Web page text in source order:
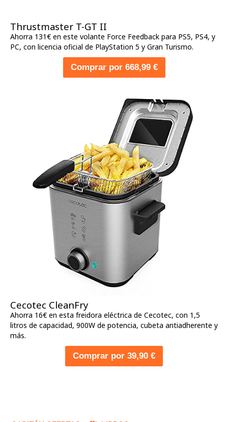
Thrustmaster T-GT II
Ahorra 131€ en este volante Force Feedback para PS5, PS4, y
PC, con licencia oficial de PlayStation 5 y Gran Turismo.
Comprar por 668,99 €
Cecotec CleanFry
Ahorra 16€ en esta freidora eléctrica de Cecotec, con 1,5
litros de capacidad, 900W de potencia, cubeta antiadherente y
más.
Comprar por 39,90 €